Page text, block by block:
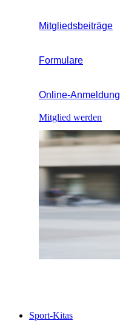
Mitgliedsbeiträge
Formulare
Online-Anmeldung
Mitglied werden
Sport-Kitas